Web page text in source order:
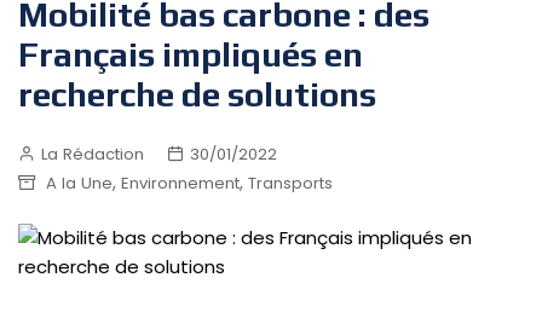
Mobilité bas carbone : des
Français impliqués en
recherche de solutions
La Rédaction
30/01/2022
A la Une, Environnement, Transports